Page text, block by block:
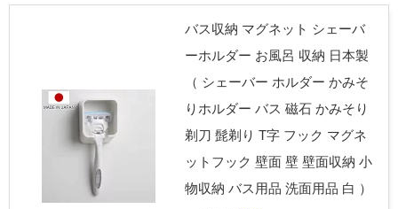
バス収納 マグネット シェーバ
ーホルダー お風呂 収納 日本製
（ シェーバー ホルダー かみそ
りホルダー バス 磁石 かみそり
剃刀 髭剃り T字 フック マグネ
ットフック 壁面 壁 壁面収納 小
物収納 バス用品 洗面用品 白 ）